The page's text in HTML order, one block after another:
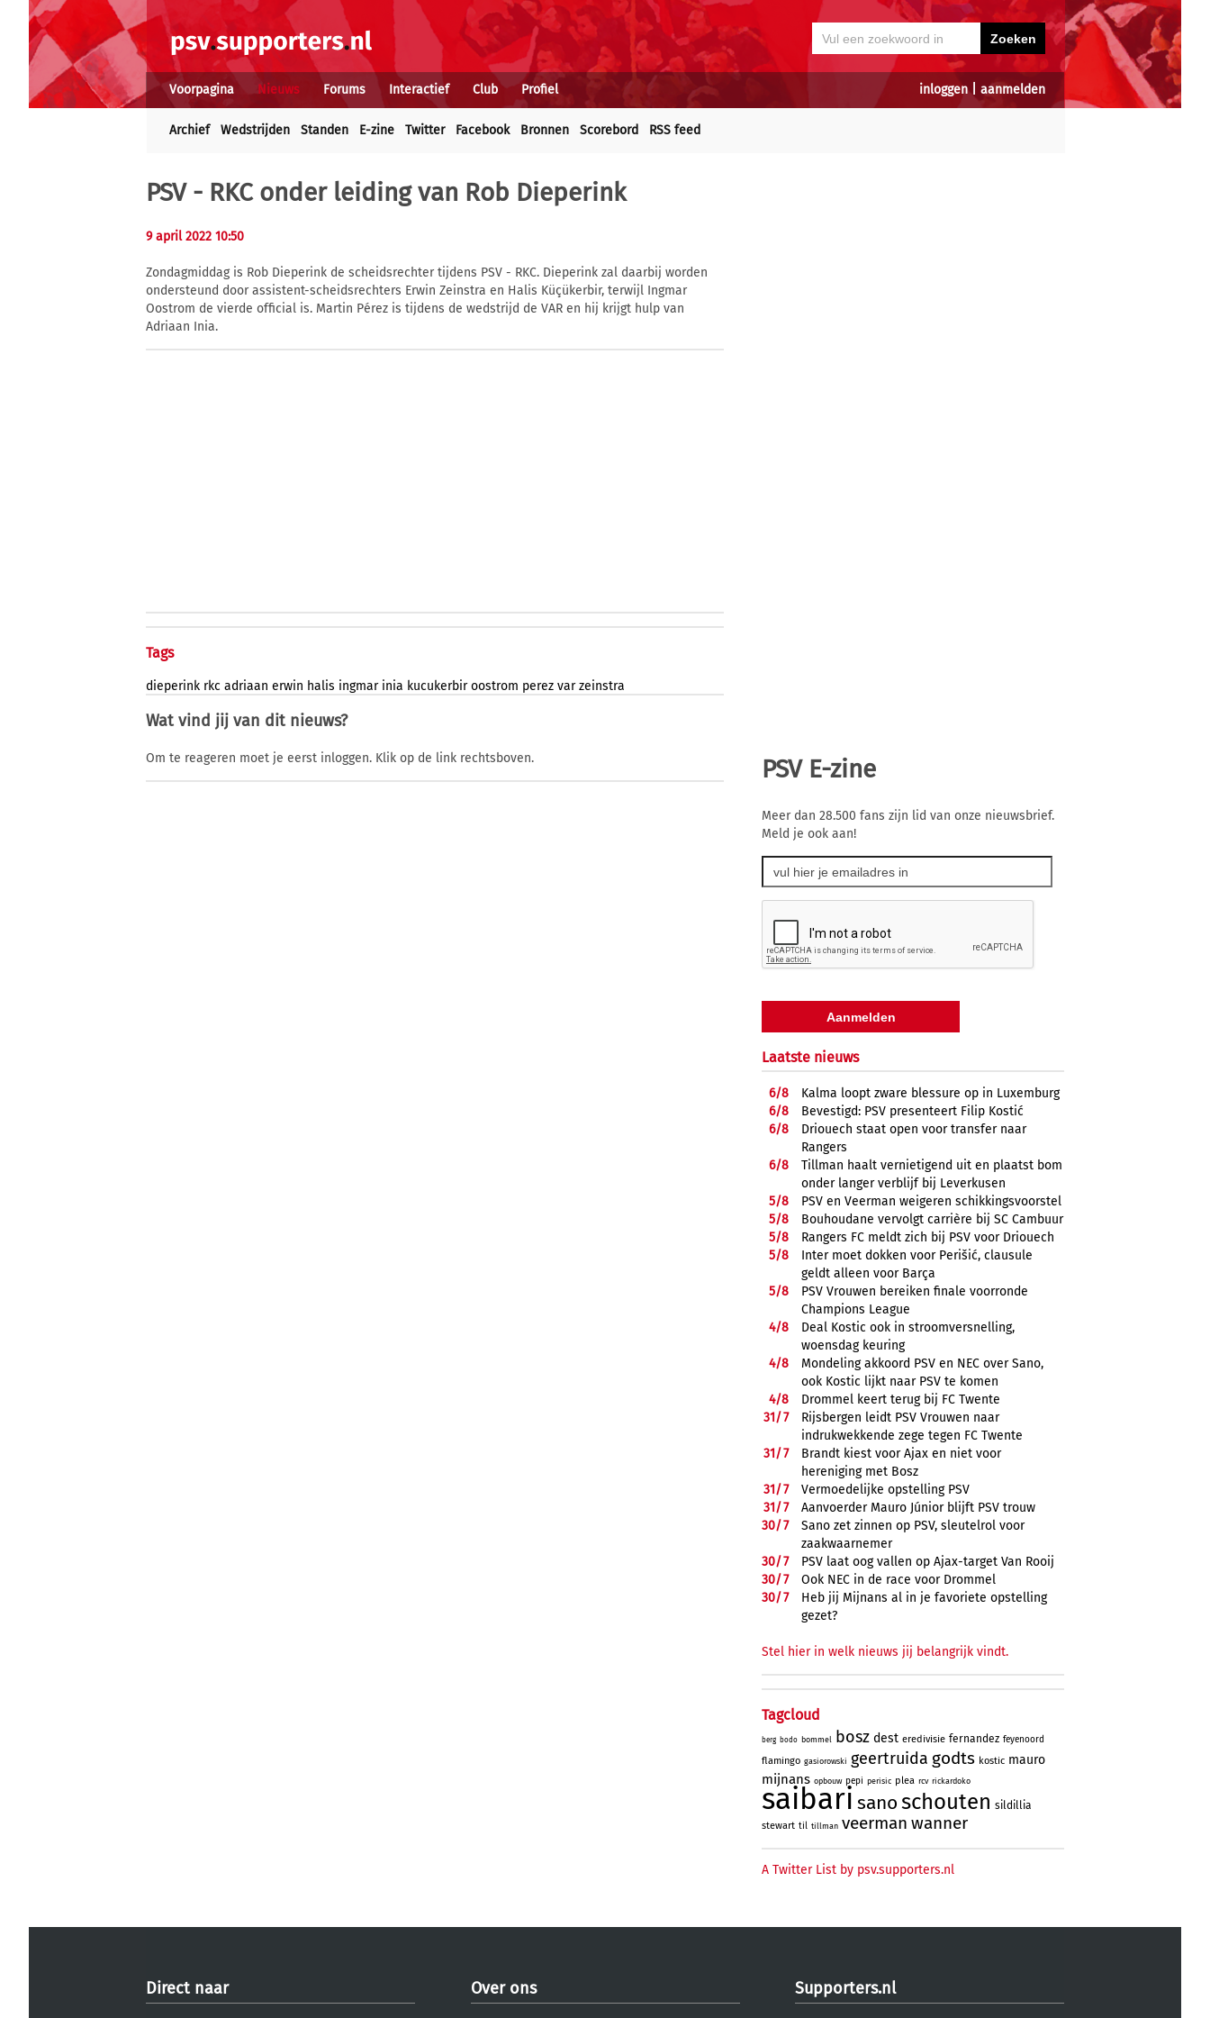
inloggen| aanmelden
Voorpagina Nieuws Forums Interactief Club Profiel
Archief Wedstrijden Standen E-zine Twitter Facebook Bronnen Scorebord RSS feed
PSV - RKC onder leiding van Rob Dieperink
9 april 2022 10:50
Zondagmiddag is Rob Dieperink de scheidsrechter tijdens PSV - RKC. Dieperink zal daarbij worden
ondersteund door assistent-scheidsrechters Erwin Zeinstra en Halis Küçükerbir, terwijl Ingmar
Oostrom de vierde official is. Martin Pérez is tijdens de wedstrijd de VAR en hij krijgt hulp van
Adriaan Inia.
Tags
dieperink rkc adriaan erwin halis ingmar inia kucukerbir oostrom perez var zeinstra
Wat vind jij van dit nieuws?
Om te reageren moet je eerst inloggen. Klik op de link rechtsboven. PSV E-zine
Meer dan 28.500 fans zijn lid van onze nieuwsbrief.
Meld je ook aan!
Laatste nieuws
6/8
Kalma loopt zware blessure op in Luxemburg
6/8
Bevestigd: PSV presenteert Filip Kostić
6/8
Driouech staat open voor transfer naar
Rangers
6/8
Tillman haalt vernietigend uit en plaatst bom
onder langer verblijf bij Leverkusen
5/8
PSV en Veerman weigeren schikkingsvoorstel
5/8
Bouhoudane vervolgt carrière bij SC Cambuur
5/8
Rangers FC meldt zich bij PSV voor Driouech
5/8
Inter moet dokken voor Perišić, clausule
geldt alleen voor Barça
5/8
PSV Vrouwen bereiken finale voorronde
Champions League
4/8
Deal Kostic ook in stroomversnelling,
woensdag keuring
4/8
Mondeling akkoord PSV en NEC over Sano,
ook Kostic lijkt naar PSV te komen
4/8
Drommel keert terug bij FC Twente
31/7
Rijsbergen leidt PSV Vrouwen naar
indrukwekkende zege tegen FC Twente
31/7
Brandt kiest voor Ajax en niet voor
hereniging met Bosz
31/7
Vermoedelijke opstelling PSV
31/7
Aanvoerder Mauro Júnior blijft PSV trouw
30/7
Sano zet zinnen op PSV, sleutelrol voor
zaakwaarnemer
30/7
PSV laat oog vallen op Ajax-target Van Rooij
30/7
Ook NEC in de race voor Drommel
30/7
Heb jij Mijnans al in je favoriete opstelling
gezet?
Stel hier in welk nieuws jij belangrijk vindt.
Tagcloud
berg bodo bommel bosz dest eredivisie fernandez feyenoord
flamingo gasiorowski geertruida godts kostic mauro
mijnans opbouw pepi perisic plea rcv rickardoko
saibari sanoschouten sildillia
stewart til tillman veerman wanner
A Twitter List by psv.supporters.nl
Direct naar Over ons Supporters.nl